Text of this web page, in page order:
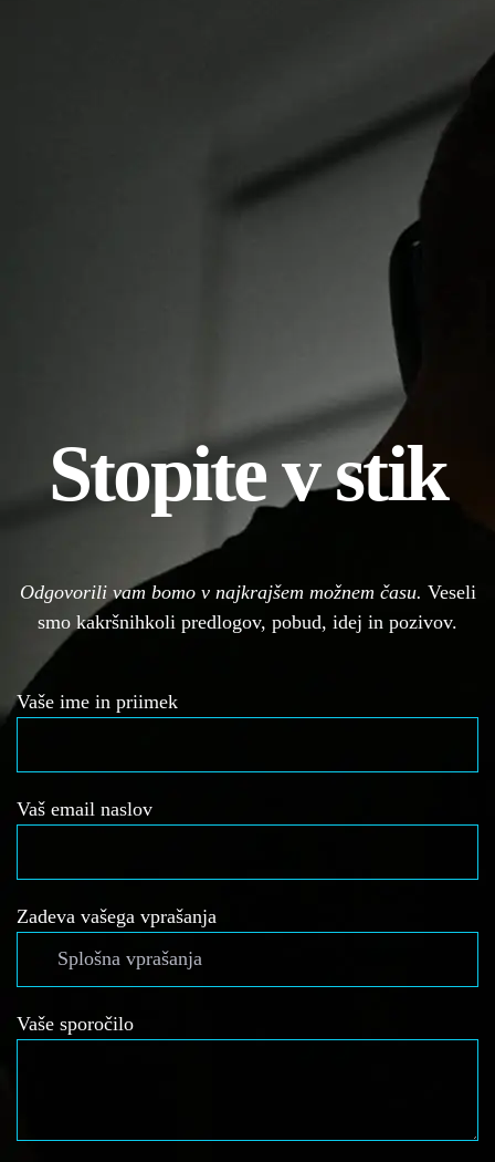
Stopite v stik
Odgovorili vam bomo v najkrajšem možnem času. Veseli
smo kakršnihkoli predlogov, pobud, idej in pozivov.
Vaše ime in priimek
Vaš email naslov
Zadeva vašega vprašanja
Vaše sporočilo